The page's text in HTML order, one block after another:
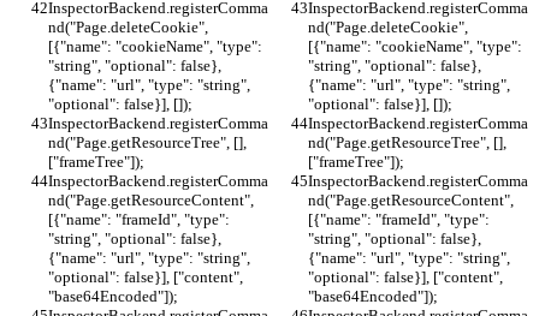
InspectorBackend.registerComma
nd("Page.deleteCookie",
[{"name": "cookieName", "type":
"string", "optional": false},
{"name": "url", "type": "string",
"optional": false}], []);
InspectorBackend.registerComma
nd("Page.deleteCookie",
[{"name": "cookieName", "type":
"string", "optional": false},
{"name": "url", "type": "string",
"optional": false}], []);
InspectorBackend.registerComma
nd("Page.getResourceTree", [],
["frameTree"]);
InspectorBackend.registerComma
nd("Page.getResourceTree", [],
["frameTree"]);
InspectorBackend.registerComma
nd("Page.getResourceContent",
[{"name": "frameId", "type":
"string", "optional": false},
{"name": "url", "type": "string",
"optional": false}], ["content",
"base64Encoded"]);
InspectorBackend.registerComma
nd("Page.getResourceContent",
[{"name": "frameId", "type":
"string", "optional": false},
{"name": "url", "type": "string",
"optional": false}], ["content",
"base64Encoded"]);